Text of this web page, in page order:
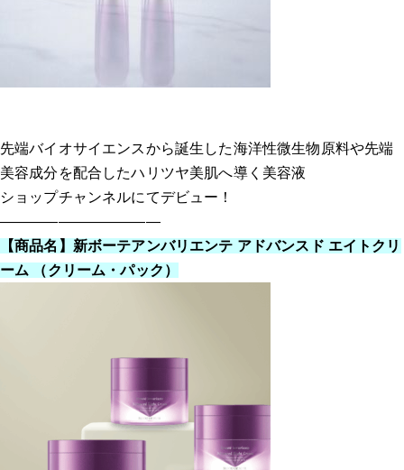
先端バイオサイエンスから誕生した海洋性微生物原料や先端
美容成分を配合したハリツヤ美肌へ導く美容液
ショップチャンネルにてデビュー！
———————————
【商品名】 新ボーテアンバリエンテ アドバンスド エイトクリ
ーム （クリーム・パック）